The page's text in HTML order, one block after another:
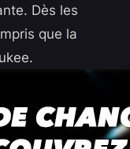
Dès les
que la